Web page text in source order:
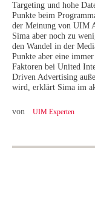
Targeting und hohe
Punkte beim
der Meinung von UIM
Sima aber noch zu
den Wandel in der
Punkte aber eine
Faktoren bei United
Driven Advertising
wird, erklärt Sima im
von UIM Experten